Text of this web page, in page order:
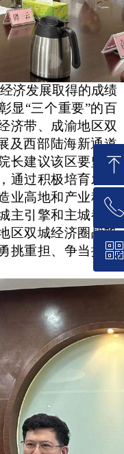
济发展取得的成绩
显“三个重要”的百
济带、成渝地区双
及西部陆海新通道
长建议该区要坚持
通过积极培育发展
业高地和产业科创
主引擎和主城都市
区双城经济圈战略
挑重担、争当排头
回到顶部
ꂅ
010-63691881
ꀥ